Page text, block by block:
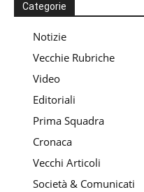
Categorie
Notizie
Vecchie Rubriche
Video
Editoriali
Prima Squadra
Cronaca
Vecchi Articoli
Società & Comunicati